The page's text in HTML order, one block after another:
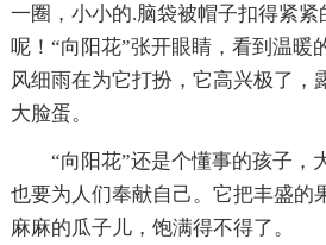
一圈，小小的.脑袋被帽子扣得紧紧
呢！“向阳花”张开眼睛，看到温暖
风细雨在为它打扮，它高兴极了，
大脸蛋。
“向阳花”还是个懂事的孩子，
也要为人们奉献自己。它把丰盛的
麻麻的瓜子儿，饱满得不得了。